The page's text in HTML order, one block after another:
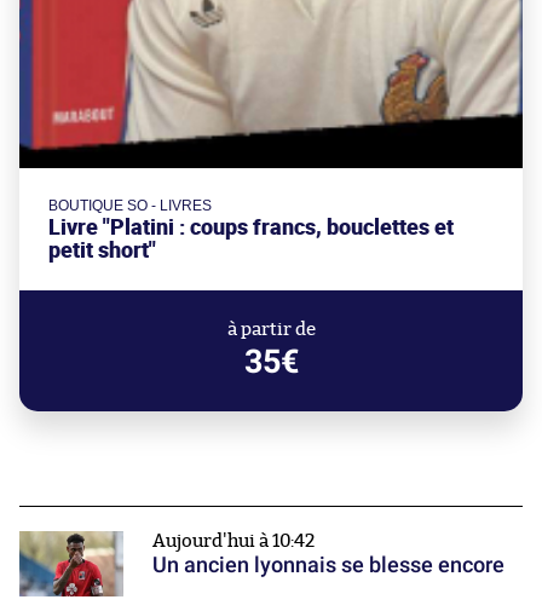
BOUTIQUE SO - LIVRES
Livre "Platini : coups francs, bouclettes et
petit short"
à partir de
35€
Aujourd'hui à 10:42
Un ancien lyonnais se blesse encore